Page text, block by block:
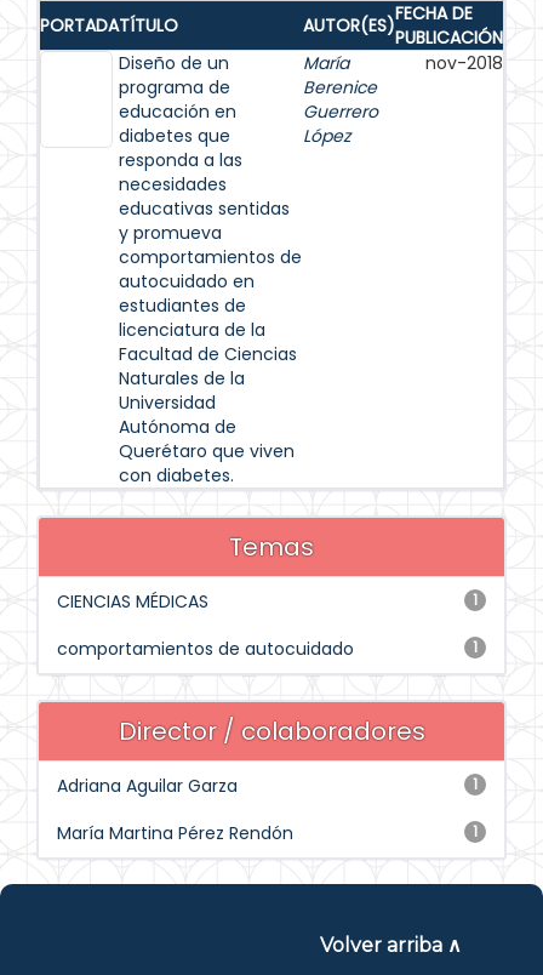
PORTADATÍTULO AUTOR(ES)FECHA DE
PUBLICACIÓN
Diseño de un
programa de
educación en
diabetes que
responda a las
necesidades
educativas sentidas
y promueva
comportamientos de
autocuidado en
estudiantes de
licenciatura de la
Facultad de Ciencias
Naturales de la
Universidad
Autónoma de
Querétaro que viven
con diabetes.
María
Berenice
Guerrero
López
nov-2018
Temas
1
CIENCIAS MÉDICAS
1
comportamientos de autocuidado
Director / colaboradores
1
Adriana Aguilar Garza
1
María Martina Pérez Rendón
Volver arriba ∧